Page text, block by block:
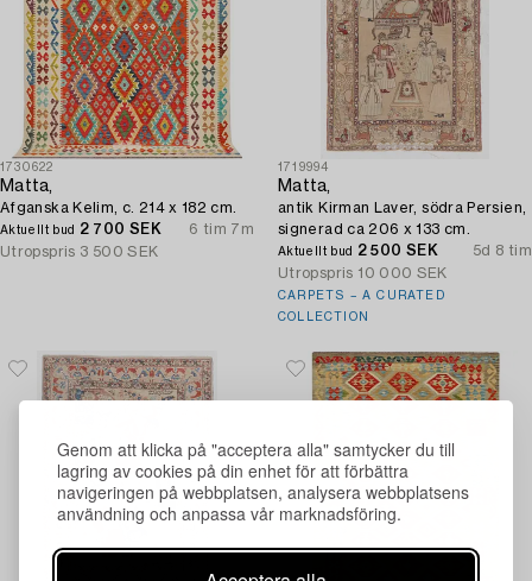
Genom att klicka på "acceptera alla" samtycker du till
lagring av cookies på din enhet för att förbättra
navigeringen på webbplatsen, analysera webbplatsens
användning och anpassa vår marknadsföring.
1730622
Matta,
Afganska Kelim, c. 214 x 182 cm.
Aktuellt bud 2 700 SEK
6 tim 7m
Utropspris 3 500 SEK
1719994
Matta,
antik Kirman Laver, södra Persien,
signerad ca 206 x 133 cm.
Aktuellt bud 2 500 SEK
5d 8 tim
Utropspris 10 000 SEK
CARPETS – A CURATED
COLLECTION